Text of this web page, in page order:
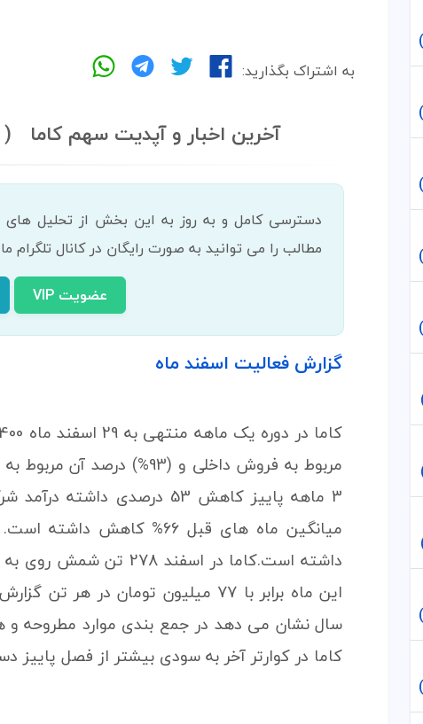
به اشتراک بگذارید:
آخرین اخبار و آپدیت سهم کاما (
مطالب را می توانید به صورت رایگان در کانال تلگرام
عضویت VIP
گزارش فعالیت اسفند ماه
مربوط به فروش داخلی و
داشته است.کاما در
سال نشان می دهد در جمع بندی موارد مطروحه
کاما در کوارتر آخر به سودی بیشتر از فصل پاییز